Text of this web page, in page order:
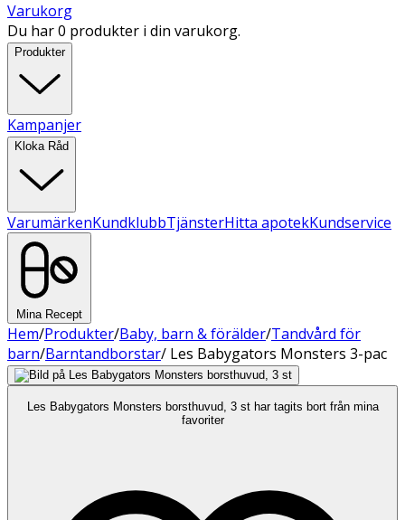
Varukorg
Du har 0 produkter i din varukorg.
Produkter
Kampanjer
Kloka Råd
VarumärkenKundklubbTjänsterHitta apotekKundservice
Mina Recept
Hem/Produkter/Baby, barn & förälder/Tandvård för
barn/Barntandborstar/ Les Babygators Monsters 3-pac
Les Babygators Monsters borsthuvud, 3 st har tagits bort från mina
favoriter